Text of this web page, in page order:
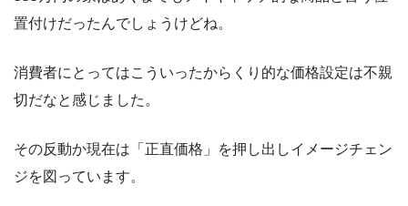
置付けだったんでしょうけどね。
消費者にとってはこういったからくり的な価格設定は不親
切だなと感じました。
その反動か現在は「正直価格」を押し出しイメージチェン
ジを図っています。